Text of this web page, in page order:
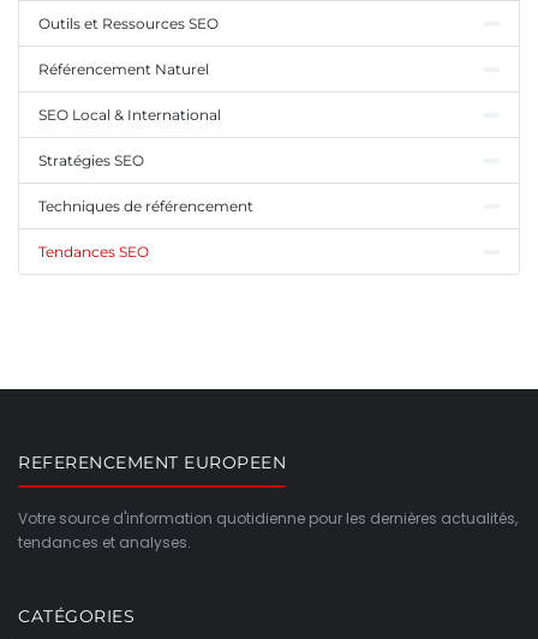
Outils et Ressources SEO
Référencement Naturel
SEO Local & International
Stratégies SEO
Techniques de référencement
Tendances SEO
REFERENCEMENT EUROPEEN
Votre source d'information quotidienne pour les dernières actualités,
tendances et analyses.
CATÉGORIES